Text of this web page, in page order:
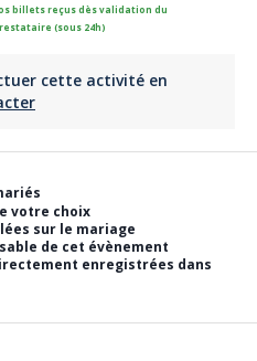
billets reçus dès validation du
(sous 24h)
cette activité en
votre choix
sur le mariage
de cet évènement
enregistrées dans